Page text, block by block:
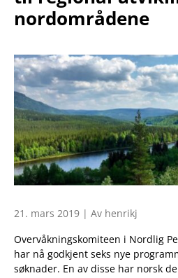
nordområdene
21. mars 2019 | Av henrikj
Overvåkningskomiteen i Nordlig
har nå godkjent seks nye
søknader. En av disse har norsk